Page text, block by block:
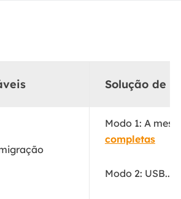
Solução de
Modo 1: A
completas
Modo 2: USB...